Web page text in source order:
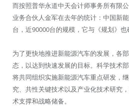
而按照普华永道中天会计师事务所有限
业务合伙人金军在去年的统计：中国新
台，近90000台的规模，它与《规划》也
为了更快地推进新能源汽车的发展，各
态，以达到快速发展的目标。科学技术
将共同组织实施新能源汽车重点研发，
究、共性关键技术以及产业化技术研究
术支撑和战略储备。